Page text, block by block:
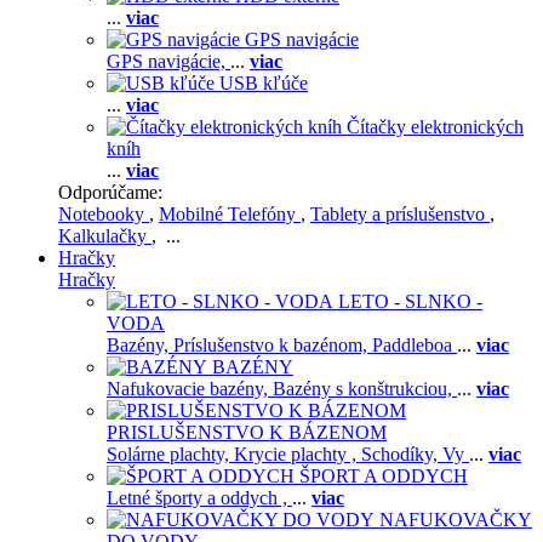
... viac
GPS navigácie
GPS navigácie, ... viac
USB kľúče
... viac
Čítačky elektronických
kníh
... viac
Odporúčame:
Notebooky , Mobilné Telefóny , Tablety a príslušenstvo ,
Kalkulačky , ...
Hračky
Hračky
LETO - SLNKO -
VODA
Bazény, Príslušenstvo k bazénom, Paddleboa ... viac
BAZÉNY
Nafukovacie bazény, Bazény s konštrukciou, ... viac
PRISLUŠENSTVO K BÁZENOM
Solárne plachty, Krycie plachty , Schodíky, Vy ... viac
ŠPORT A ODDYCH
Letné športy a oddych , ... viac
NAFUKOVAČKY